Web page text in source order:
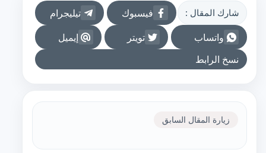
شارك المقال : فيسبوك
تيليجرام
واتساب
تويتر
إيميل
نسخ الرابط
زيارة المقال السابق